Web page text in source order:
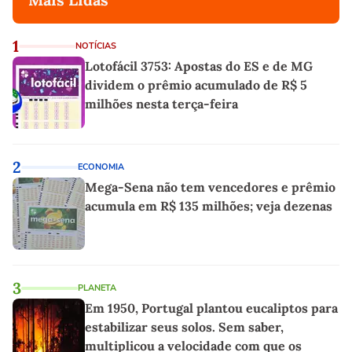
1 NOTÍCIAS
Lotofácil 3753: Apostas do ES e de MG
dividem o prêmio acumulado de R$ 5
milhões nesta terça-feira
2 ECONOMIA
Mega-Sena não tem vencedores e prêmio
acumula em R$ 135 milhões; veja dezenas
3 PLANETA
Em 1950, Portugal plantou eucaliptos para
estabilizar seus solos. Sem saber,
multiplicou a velocidade com que os